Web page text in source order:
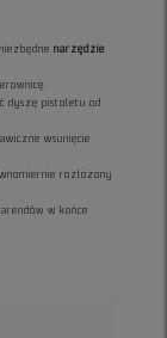
narzędzie
dyszę pistoletu od
wsunięcie
rozłożony
w końce